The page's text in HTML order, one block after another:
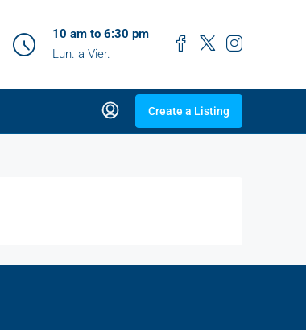
10 am to 6:30 pm
Lun. a Vier.
Create a Listing